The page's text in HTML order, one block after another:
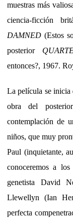
muestras más
ciencia-ficción
DAMNED (Estos
posterior
entonces?, 1967.
La película se inicia
obra del
contemplación de
niños, que muy
Paul (inquietante,
conoceremos a
genetista David
Llewellyn (Ian
perfecta